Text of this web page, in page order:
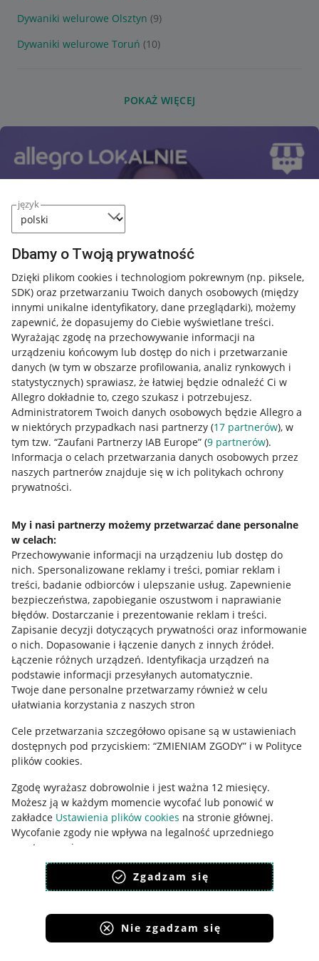
język
Dbamy o Twoją prywatność
Dzięki plikom cookies i technologiom pokrewnym (np. piksele,
SDK) oraz przetwarzaniu Twoich danych osobowych (między
innymi unikalne identyfikatory, dane przeglądarki), możemy
zapewnić, że dopasujemy do Ciebie wyświetlane treści.
Wyrażając zgodę na przechowywanie informacji na
urządzeniu końcowym lub dostęp do nich i przetwarzanie
danych (w tym w obszarze profilowania, analiz rynkowych i
statystycznych) sprawiasz, że łatwiej będzie odnaleźć Ci w
Allegro dokładnie to, czego szukasz i potrzebujesz.
Administratorem Twoich danych osobowych będzie Allegro a
w niektórych przypadkach nasi partnerzy (17 partnerów), w
tym tzw. “Zaufani Partnerzy IAB Europe” (9 partnerów).
Informacja o celach przetwarzania danych osobowych przez
naszych partnerów znajduje się w ich politykach ochrony
prywatności.
My i nasi partnerzy możemy przetwarzać dane personalne
w celach:
Przechowywanie informacji na urządzeniu lub dostęp do
nich. Spersonalizowane reklamy i treści, pomiar reklam i
treści, badanie odbiorców i ulepszanie usług. Zapewnienie
bezpieczeństwa, zapobieganie oszustwom i naprawianie
błędów. Dostarczanie i prezentowanie reklam i treści.
Zapisanie decyzji dotyczących prywatności oraz informowanie
o nich. Dopasowanie i łączenie danych z innych źródeł.
Łączenie różnych urządzeń. Identyfikacja urządzeń na
podstawie informacji przesyłanych automatycznie.
Twoje dane personalne przetwarzamy również w celu
ułatwiania korzystania z naszych stron
Cele przetwarzania szczegółowo opisane są w ustawieniach
dostępnych pod przyciskiem: “ZMIENIAM ZGODY” i w Polityce
plików cookies.
Zgodę wyrażasz dobrowolnie i jest ważna 12 miesięcy.
Możesz ją w każdym momencie wycofać lub ponowić w
zakładce Ustawienia plików cookies na stronie głównej.
Wycofanie zgody nie wpływa na legalność uprzedniego
przetwarzania.
polityka plików cookies
polityka ochrony prywatności
Zgadzam się
Nie zgadzam się
Dywaniki welurowe Olsztyn (9)
Dywaniki welurowe Toruń (10)
POKAŻ WIĘCEJ
Nawigacja
Przydatne informacje
Jak to działa
Napisz do nas
Allegro Gadane dla kupujących
Mapa miejscowości
Informacje prawne
Regulamin
Polityka plików "cookies"
Ustawienia plików "cookies"
Udostępnianie lokalizacji
Pobierz aplikację
Korzystanie z serwisu oznacza akceptacjęregulaminu